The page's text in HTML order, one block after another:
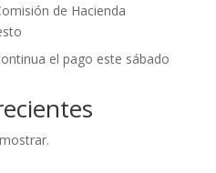
de Hacienda
el pago este sábado